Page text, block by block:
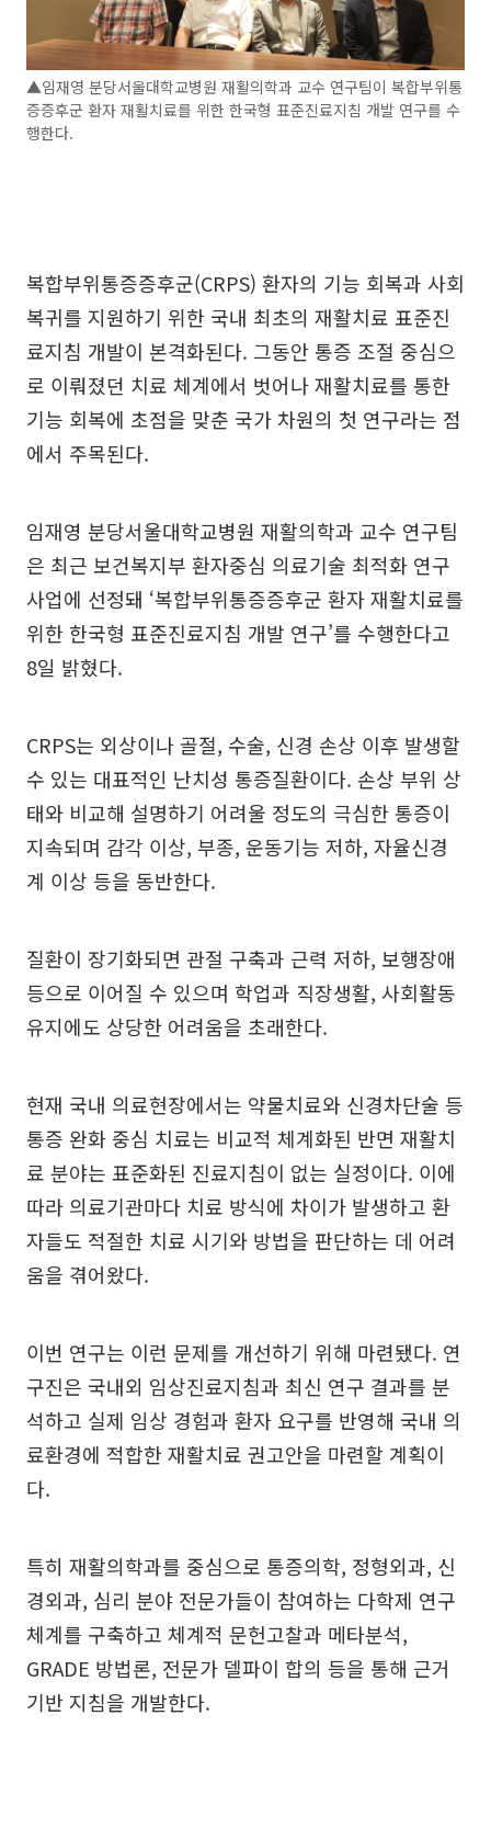
▲임재영 분당서울대학교병원 재활의학과 교수 연구팀이 복합부위통
증증후군 환자 재활치료를 위한 한국형 표준진료지침 개발 연구를 수
행한다.
복합부위통증증후군(CRPS) 환자의 기능 회복과 사회
복귀를 지원하기 위한 국내 최초의 재활치료 표준진
료지침 개발이 본격화된다. 그동안 통증 조절 중심으
로 이뤄졌던 치료 체계에서 벗어나 재활치료를 통한
기능 회복에 초점을 맞춘 국가 차원의 첫 연구라는 점
에서 주목된다.
임재영 분당서울대학교병원 재활의학과 교수 연구팀
은 최근 보건복지부 환자중심 의료기술 최적화 연구
사업에 선정돼 ‘복합부위통증증후군 환자 재활치료를
위한 한국형 표준진료지침 개발 연구’를 수행한다고
8일 밝혔다.
CRPS는 외상이나 골절, 수술, 신경 손상 이후 발생할
수 있는 대표적인 난치성 통증질환이다. 손상 부위 상
태와 비교해 설명하기 어려울 정도의 극심한 통증이
지속되며 감각 이상, 부종, 운동기능 저하, 자율신경
계 이상 등을 동반한다.
질환이 장기화되면 관절 구축과 근력 저하, 보행장애
등으로 이어질 수 있으며 학업과 직장생활, 사회활동
유지에도 상당한 어려움을 초래한다.
현재 국내 의료현장에서는 약물치료와 신경차단술 등
통증 완화 중심 치료는 비교적 체계화된 반면 재활치
료 분야는 표준화된 진료지침이 없는 실정이다. 이에
따라 의료기관마다 치료 방식에 차이가 발생하고 환
자들도 적절한 치료 시기와 방법을 판단하는 데 어려
움을 겪어왔다.
이번 연구는 이런 문제를 개선하기 위해 마련됐다. 연
구진은 국내외 임상진료지침과 최신 연구 결과를 분
석하고 실제 임상 경험과 환자 요구를 반영해 국내 의
료환경에 적합한 재활치료 권고안을 마련할 계획이
다.
특히 재활의학과를 중심으로 통증의학, 정형외과, 신
경외과, 심리 분야 전문가들이 참여하는 다학제 연구
체계를 구축하고 체계적 문헌고찰과 메타분석,
GRADE 방법론, 전문가 델파이 합의 등을 통해 근거
기반 지침을 개발한다.